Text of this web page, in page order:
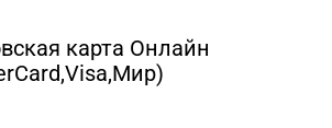
карта Онлайн